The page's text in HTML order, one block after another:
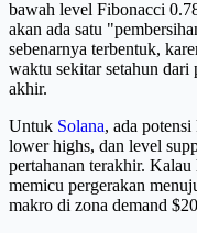
bawah level Fibonacci
akan ada satu
sebenarnya terbentuk,
waktu sekitar setahun
akhir.
Untuk Solana, ada
lower highs, dan level
pertahanan terakhir.
memicu pergerakan
makro di zona demand